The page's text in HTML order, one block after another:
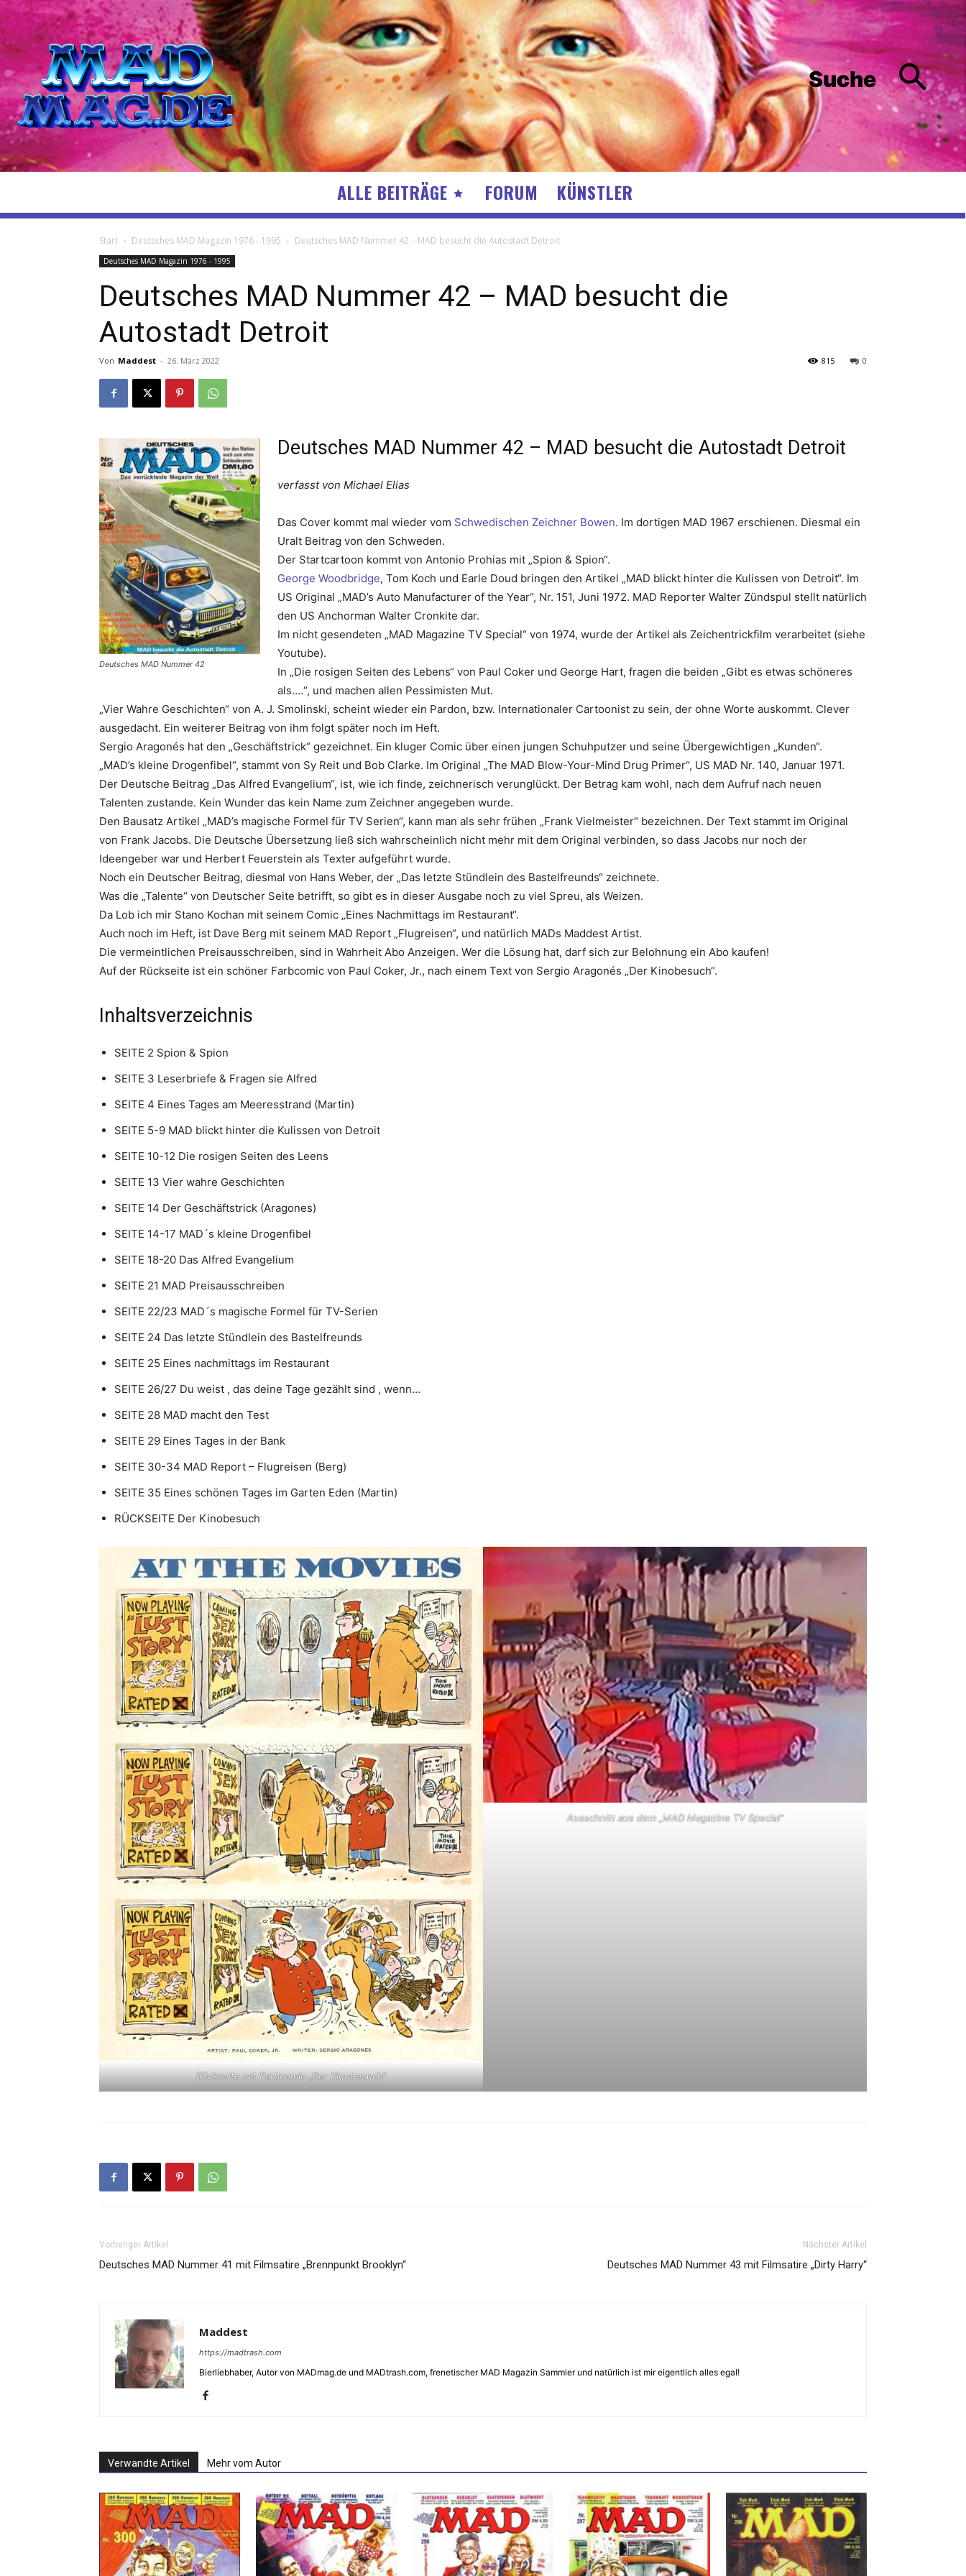
Suche
ALLE BEITRÄGE FORUM KÜNSTLER
Start Deutsches MAD Magazin 1976 - 1995 Deutsches MAD Nummer 42 – MAD besucht die Autostadt Detroit
Deutsches MAD Magazin 1976 - 1995
Deutsches MAD Nummer 42 – MAD besucht die
Autostadt Detroit
Von Maddest - 26. März 2022 0
815
Deutsches MAD Nummer 42
Deutsches MAD Nummer 42 – MAD besucht die Autostadt Detroit
verfasst von Michael Elias
Das Cover kommt mal wieder vom Schwedischen Zeichner Bowen. Im dortigen MAD 1967 erschienen. Diesmal ein
Uralt Beitrag von den Schweden.
Der Startcartoon kommt von Antonio Prohias mit „Spion & Spion“.
George Woodbridge, Tom Koch und Earle Doud bringen den Artikel „MAD blickt hinter die Kulissen von Detroit“. Im
US Original „MAD’s Auto Manufacturer of the Year“, Nr. 151, Juni 1972. MAD Reporter Walter Zündspul stellt natürlich
den US Anchorman Walter Cronkite dar.
Im nicht gesendeten „MAD Magazine TV Special“ von 1974, wurde der Artikel als Zeichentrickfilm verarbeitet (siehe
Youtube).
In „Die rosigen Seiten des Lebens“ von Paul Coker und George Hart, fragen die beiden „Gibt es etwas schöneres
als….“, und machen allen Pessimisten Mut.
„Vier Wahre Geschichten“ von A. J. Smolinski, scheint wieder ein Pardon, bzw. Internationaler Cartoonist zu sein, der ohne Worte auskommt. Clever
ausgedacht. Ein weiterer Beitrag von ihm folgt später noch im Heft.
Sergio Aragonés hat den „Geschäftstrick“ gezeichnet. Ein kluger Comic über einen jungen Schuhputzer und seine Übergewichtigen „Kunden“.
„MAD’s kleine Drogenfibel“, stammt von Sy Reit und Bob Clarke. Im Original „The MAD Blow-Your-Mind Drug Primer“, US MAD Nr. 140, Januar 1971.
Der Deutsche Beitrag „Das Alfred Evangelium“, ist, wie ich finde, zeichnerisch verunglückt. Der Betrag kam wohl, nach dem Aufruf nach neuen
Talenten zustande. Kein Wunder das kein Name zum Zeichner angegeben wurde.
Den Bausatz Artikel „MAD’s magische Formel für TV Serien“, kann man als sehr frühen „Frank Vielmeister“ bezeichnen. Der Text stammt im Original
von Frank Jacobs. Die Deutsche Übersetzung ließ sich wahrscheinlich nicht mehr mit dem Original verbinden, so dass Jacobs nur noch der
Ideengeber war und Herbert Feuerstein als Texter aufgeführt wurde.
Noch ein Deutscher Beitrag, diesmal von Hans Weber, der „Das letzte Stündlein des Bastelfreunds“ zeichnete.
Was die „Talente“ von Deutscher Seite betrifft, so gibt es in dieser Ausgabe noch zu viel Spreu, als Weizen.
Da Lob ich mir Stano Kochan mit seinem Comic „Eines Nachmittags im Restaurant“.
Auch noch im Heft, ist Dave Berg mit seinem MAD Report „Flugreisen“, und natürlich MADs Maddest Artist.
Die vermeintlichen Preisausschreiben, sind in Wahrheit Abo Anzeigen. Wer die Lösung hat, darf sich zur Belohnung ein Abo kaufen!
Auf der Rückseite ist ein schöner Farbcomic von Paul Coker, Jr., nach einem Text von Sergio Aragonés „Der Kinobesuch“.
Inhaltsverzeichnis
SEITE 2 Spion & Spion
SEITE 3 Leserbriefe & Fragen sie Alfred
SEITE 4 Eines Tages am Meeresstrand (Martin)
SEITE 5-9 MAD blickt hinter die Kulissen von Detroit
SEITE 10-12 Die rosigen Seiten des Leens
SEITE 13 Vier wahre Geschichten
SEITE 14 Der Geschäftstrick (Aragones)
SEITE 14-17 MAD´s kleine Drogenfibel
SEITE 18-20 Das Alfred Evangelium
SEITE 21 MAD Preisausschreiben
SEITE 22/23 MAD´s magische Formel für TV-Serien
SEITE 24 Das letzte Stündlein des Bastelfreunds
SEITE 25 Eines nachmittags im Restaurant
SEITE 26/27 Du weist , das deine Tage gezählt sind , wenn…
SEITE 28 MAD macht den Test
SEITE 29 Eines Tages in der Bank
SEITE 30-34 MAD Report – Flugreisen (Berg)
SEITE 35 Eines schönen Tages im Garten Eden (Martin)
RÜCKSEITE Der Kinobesuch
Rückseite mit Farbcomic „Der Kinobesuch“
Ausschnitt aus dem „MAD Magazine TV Special“
Vorheriger Artikel
Deutsches MAD Nummer 41 mit Filmsatire „Brennpunkt Brooklyn“
Nächster Artikel
Deutsches MAD Nummer 43 mit Filmsatire „Dirty Harry“
Maddest
https://madtrash.com
Bierliebhaber, Autor von MADmag.de und MADtrash.com, frenetischer MAD Magazin Sammler und natürlich ist mir eigentlich alles egal!
Verwandte Artikel Mehr vom Autor